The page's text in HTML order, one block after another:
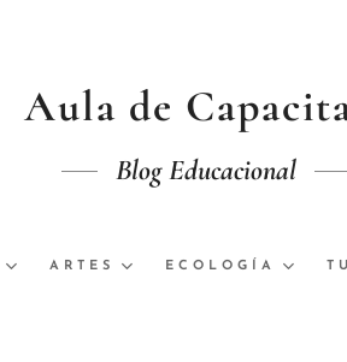
Aula de
Blog Educacional
ARTES ECOLOGÍA